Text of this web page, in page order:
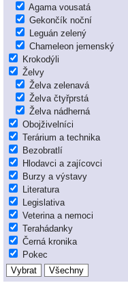
Agama vousatá
Gekončík noční
Leguán zelený
Chameleon jemenský
Krokodýli
Želvy
Želva zelenavá
Želva čtyřprstá
Želva nádherná
Obojživelníci
Terárium a technika
Bezobratlí
Hlodavci a zajícovci
Burzy a výstavy
Literatura
Legislativa
Veterina a nemoci
Terahádanky
Černá kronika
Pokec